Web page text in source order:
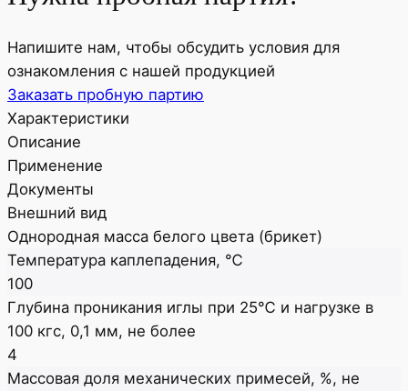
Напишите нам, чтобы обсудить условия для
ознакомления с нашей продукцией
Заказать пробную партию
Характеристики
Описание
Применение
Документы
Внешний вид
Однородная масса белого цвета (брикет)
Температура каплепадения, ℃
100
Глубина проникания иглы при 25℃ и нагрузке в
100 кгс, 0,1 мм, не более
4
Массовая доля механических примесей, %, не